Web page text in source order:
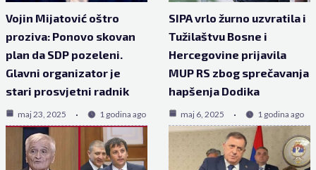
Vojin Mijatović oštro
proziva: Ponovo skovan
plan da SDP pozeleni.
Glavni organizator je
stari prosvjetni radnik
maj 23, 2025 1 godina ago
SIPA vrlo žurno uzvratila i
Tužilaštvu Bosne i
Hercegovine prijavila
MUP RS zbog sprečavanja
hapšenja Dodika
maj 6, 2025 1 godina ago